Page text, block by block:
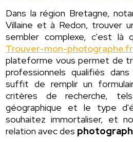
Dans la région Bretagne,
Villaine et à Redon, trouver
sembler complexe, c'est là
Trouver-mon-photographe.fr
plateforme vous permet de
professionnels qualifiés
suffit de remplir un
critères de recherche,
géographique et le type
souhaitez immortaliser, et
relation avec des